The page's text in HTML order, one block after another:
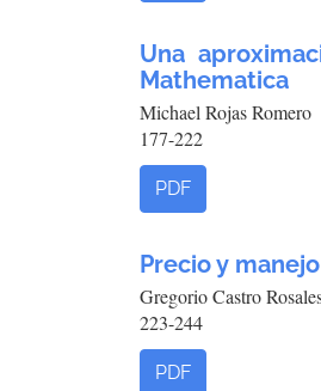
Una
Mathematica
Michael Rojas Romero
177-222
PDF
Precio y
Gregorio Castro
223-244
PDF